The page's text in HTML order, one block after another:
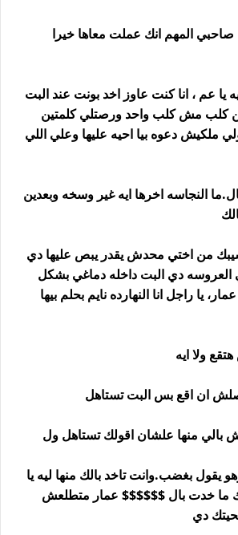
المهم انك عملت معاها خيرا
يا عم ، انا كنت عاوز اخد بونت عند البت
مش كلب واحد ورصتلي كلمتين
ملكيش دعوه بيا احيه عليها وعلي اللي
النجاسه اخرها ايه غير وسخه وبعدين
من اختي محدش يقدر يبص عليها دي
العروسه دي البت داخله دماغي بشكل
يا راجل انا النهارده نايم بحلم بيها
ولا ايه
ان اقع بس البت تستاهل
بالي منها علشان اقولك تستاهل ول
يقول بغضب.وانت تاخد بالك منها ليه يا
ما خدت بال $$$$$$ عمار متطلعش
دي